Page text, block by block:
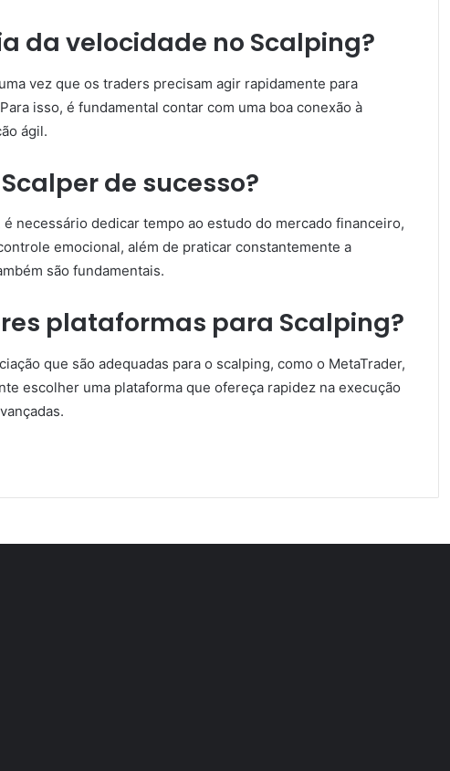
da velocidade no Scalping?
vez que os traders precisam agir rapidamente para
isso, é fundamental contar com uma boa conexão à
ágil.
de sucesso?
necessário dedicar tempo ao estudo do mercado financeiro,
emocional, além de praticar constantemente a
são fundamentais.
plataformas para Scalping?
que são adequadas para o scalping, como o MetaTrader,
escolher uma plataforma que ofereça rapidez na execução